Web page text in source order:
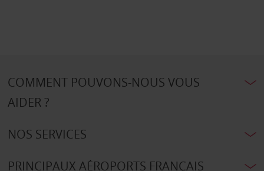
COMMENT POUVONS-NOUS VOUS
AIDER ?
NOS SERVICES
PRINCIPAUX AÉROPORTS FRANÇAIS